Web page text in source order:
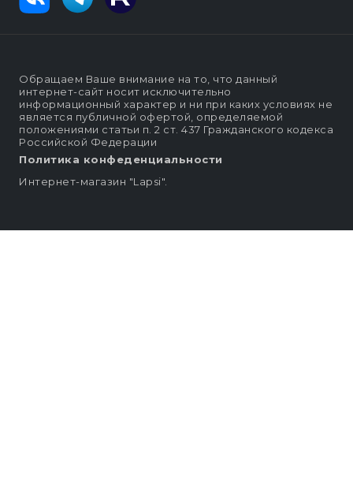
Обращаем Ваше внимание на то, что данный
интернет-сайт носит исключительно
информационный характер и ни при каких условиях не
является публичной офертой, определяемой
положениями статьи п. 2 ст. 437 Гражданского кодекса
Российской Федерации
Политика конфеденциальности
Интернет-магазин "Lapsi".